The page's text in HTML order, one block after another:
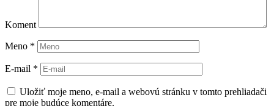
Koment
Meno *
E-mail *
Uložiť moje meno, e-mail a webovú stránku v tomto prehliadači
pre moje budúce komentáre.